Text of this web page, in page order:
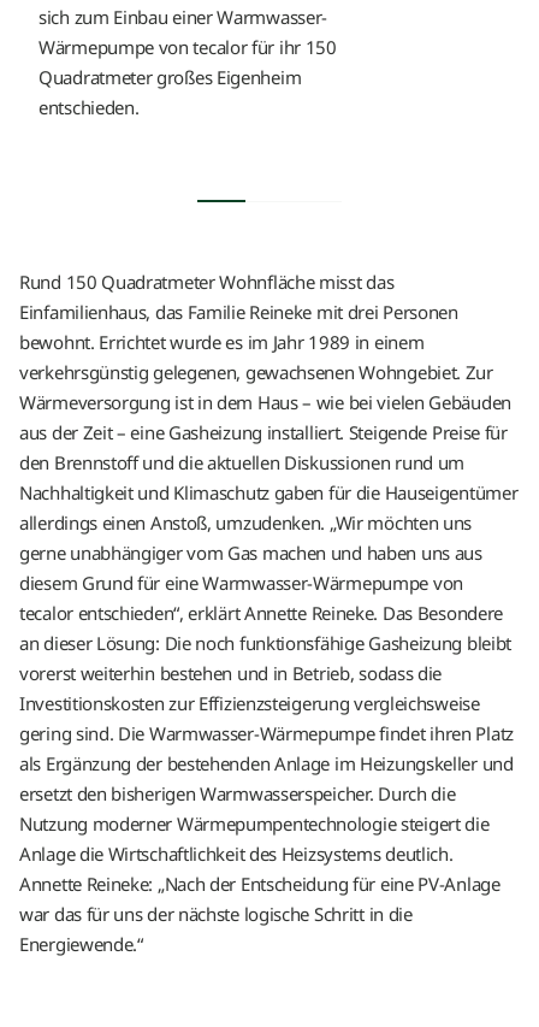
sich zum Einbau einer Warmwasser-
Wärmepumpe von tecalor für ihr 150
Quadratmeter großes Eigenheim
entschieden.
Rund 150 Quadratmeter Wohnfläche misst das
Einfamilienhaus, das Familie Reineke mit drei Personen
bewohnt. Errichtet wurde es im Jahr 1989 in einem
verkehrsgünstig gelegenen, gewachsenen Wohngebiet. Zur
Wärmeversorgung ist in dem Haus – wie bei vielen Gebäuden
aus der Zeit – eine Gasheizung installiert. Steigende Preise für
den Brennstoff und die aktuellen Diskussionen rund um
Nachhaltigkeit und Klimaschutz gaben für die Hauseigentümer
allerdings einen Anstoß, umzudenken. „Wir möchten uns
gerne unabhängiger vom Gas machen und haben uns aus
diesem Grund für eine Warmwasser-Wärmepumpe von
tecalor entschieden“, erklärt Annette Reineke. Das Besondere
an dieser Lösung: Die noch funktionsfähige Gasheizung bleibt
vorerst weiterhin bestehen und in Betrieb, sodass die
Investitionskosten zur Effizienzsteigerung vergleichsweise
gering sind. Die Warmwasser-Wärmepumpe findet ihren Platz
als Ergänzung der bestehenden Anlage im Heizungskeller und
ersetzt den bisherigen Warmwasserspeicher. Durch die
Nutzung moderner Wärmepumpentechnologie steigert die
Anlage die Wirtschaftlichkeit des Heizsystems deutlich.
Annette Reineke: „Nach der Entscheidung für eine PV-Anlage
war das für uns der nächste logische Schritt in die
Energiewende.“